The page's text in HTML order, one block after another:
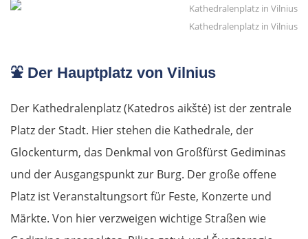
Kathedralenplatz in Vilnius
⛲ Der Hauptplatz von Vilnius
Der Kathedralenplatz (Katedros aikštė) ist der zentrale
Platz der Stadt. Hier stehen die Kathedrale, der
Glockenturm, das Denkmal von Großfürst Gediminas
und der Ausgangspunkt zur Burg. Der große offene
Platz ist Veranstaltungsort für Feste, Konzerte und
Märkte. Von hier verzweigen wichtige Straßen wie